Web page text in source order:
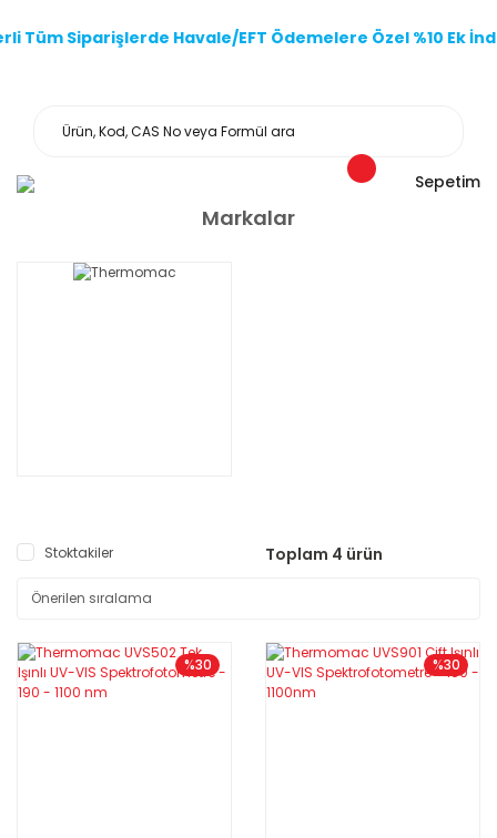
Tüm Siparişlerde Havale/EFT Ödemelere Özel %10 Ek
Sepetim
Markalar
Stoktakiler Toplam 4 ürün
%30 %30